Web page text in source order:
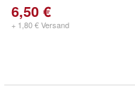
6,50 €
+ 1,80 € Versand